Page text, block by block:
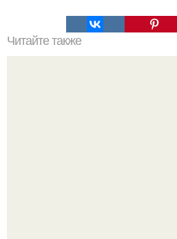
Читайте также